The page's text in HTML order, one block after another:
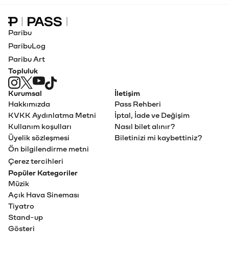
Paribu Pass Ana Sayfa
Paribu
ParibuLog
Paribu Art
Topluluk
Kurumsal
Hakkımızda
KVKK Aydınlatma Metni
Kullanım koşulları
Üyelik sözleşmesi
Ön bilgilendirme metni
Çerez tercihleri
İletişim
Pass Rehberi
İptal, İade ve Değişim
Nasıl bilet alınır?
Biletinizi mi kaybettiniz?
Popüler Kategoriler
Müzik
Açık Hava Sineması
Tiyatro
Stand-up
Gösteri